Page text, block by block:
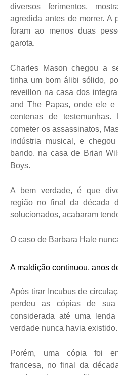
diversos ferimentos,
agredida antes de morrer. A
foram ao menos duas
garota.
Charles Mason chegou a
tinha um bom álibi sólido,
reveillon na casa dos
and The Papas, onde ele e
centenas de
cometer os assassinatos,
indústria musical, e
bando, na casa de Brian
Boys.
A bem verdade, é que
região no final da década
solucionados, acabaram
O caso de Barbara Hale
A maldição continuou, anos
Após tirar Incubus de
perdeu as cópias de
considerada até uma
verdade nunca havia existido.
Porém, uma cópia foi
francesa, no final da